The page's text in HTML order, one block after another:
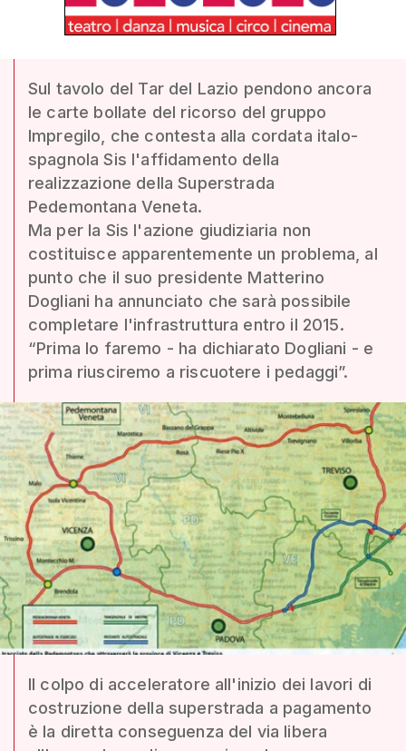
Sul tavolo del Tar del Lazio pendono ancora
le carte bollate del ricorso del gruppo
Impregilo, che contesta alla cordata italo-
spagnola Sis l'affidamento della
realizzazione della Superstrada
Pedemontana Veneta.
Ma per la Sis l'azione giudiziaria non
costituisce apparentemente un problema, al
punto che il suo presidente Matterino
Dogliani ha annunciato che sarà possibile
completare l'infrastruttura entro il 2015.
“Prima lo faremo - ha dichiarato Dogliani - e
prima riusciremo a riscuotere i pedaggi”.
Il colpo di acceleratore all'inizio dei lavori di
costruzione della superstrada a pagamento
è la diretta conseguenza del via libera